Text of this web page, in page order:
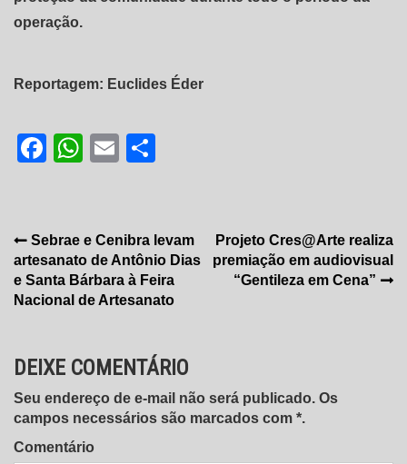
operação.
Reportagem: Euclides Éder
Facebook
WhatsApp
Email
Navegação
de
Post
Sebrae e Cenibra levam
artesanato de Antônio Dias
e Santa Bárbara à Feira
Nacional de Artesanato
Projeto Cres@Arte realiza
premiação em audiovisual
“Gentileza em Cena”
DEIXE COMENTÁRIO
Seu endereço de e-mail não será publicado. Os
campos necessários são marcados com *.
Comentário